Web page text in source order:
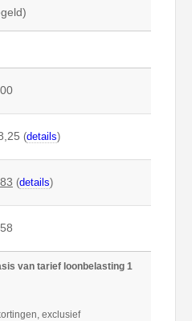
(details)
(details)
van tarief loonbelasting 1
exclusief